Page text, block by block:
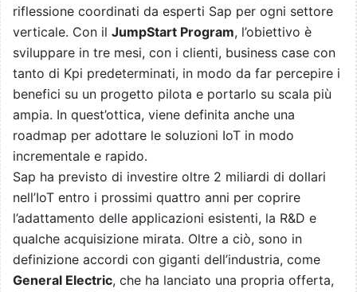
riflessione coordinati da esperti Sap per ogni settore
verticale. Con il JumpStart Program, l’obiettivo è
sviluppare in tre mesi, con i clienti, business case con
tanto di Kpi predeterminati, in modo da far percepire i
benefici su un progetto pilota e portarlo su scala più
ampia. In quest’ottica, viene definita anche una
roadmap per adottare le soluzioni IoT in modo
incrementale e rapido.
Sap ha previsto di investire oltre 2 miliardi di dollari
nell’IoT entro i prossimi quattro anni per coprire
l’adattamento delle applicazioni esistenti, la R&D e
qualche acquisizione mirata. Oltre a ciò, sono in
definizione accordi con giganti dell’industria, come
General Electric, che ha lanciato una propria offerta,